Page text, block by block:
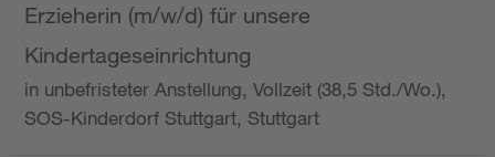
Erzieherin (m/w/d) für unsere
Kindertageseinrichtung
in unbefristeter Anstellung, Vollzeit (38,5 Std./Wo.),
SOS-Kinderdorf Stuttgart, Stuttgart